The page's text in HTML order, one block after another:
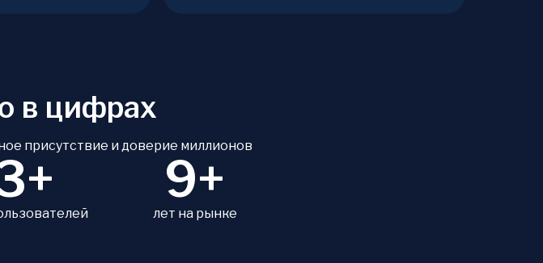
в цифрах
присутствие и доверие миллионов
9+
лет на рынке